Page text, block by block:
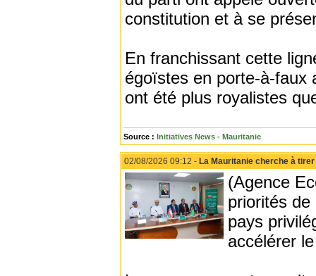
constitution et à se
En franchissant cette
égoïstes en porte-à-faux
ont été plus royalistes
Source : Initiatives News - Mauritanie
02/08/2026 09:12 - La Mauritanie cherche à
(Agence
priorités
pays
accélérer